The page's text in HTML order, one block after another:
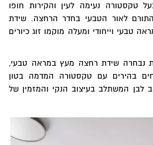
טקסטורה נעימה לעין והקירות חופו
התורם לאור הטבעי בחדר הרחצה. שידת
טבעי וייחודי ומעלה מוקמו זוג כיורים
נבחרה שידת רחצה מעץ במראה טבעי,
בהירים עם טקסטורה המדמה בטון
לבן המשתלב בעיצוב הנקי והמזמין של